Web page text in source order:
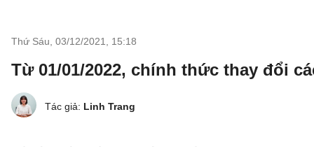
Thứ Sáu, 03/12/2021 15:18
Từ 01/01/2022, chính thức thay đổi
Tác giả: Linh Trang